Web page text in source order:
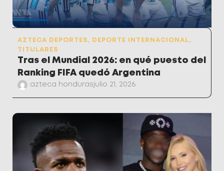
AZTECA DEPORTES, DEPORTE INTERNACIONAL,
TITULARES
Tras el Mundial 2026: en qué puesto del
Ranking FIFA quedó Argentina
azteca hondurasjulio 21, 2026